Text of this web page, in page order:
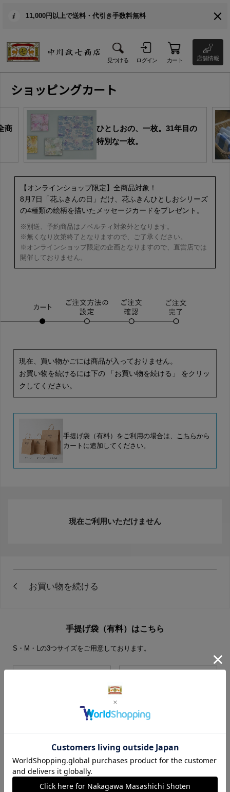
11,000円以上で送料・代引き手数料無料
見つける ログイン カート 店舗情報
ショッピングカート
商
ひとしおの、一枚。31年目の
特別な一枚。
【オンラインショップ限定】全商品対象！
8月7日「花ふきんの日」だけ、花ふきんひとしおシリーズ
の4種類の絵柄を描いたメッセージカードをプレゼント。
※別送、予約商品はノベルティ対象外となります。
※無くなり次第終了となりますので、ご了承ください。
※オンラインショップ限定の企画となりますので、直営店では
開催しておりません。
現在、買い物かごには商品が入っておりません。
お買い物を続けるには下の 「お買い物を続ける」 をクリッ
クしてください。
手提げ袋（有料）をご利用の場合は、 こちらから
カートに追加してください。
現在ご利用いただけません
手提げ袋（有料）はこちら
S・M・Lの3つサイズをご用意しております。
S・M・Lサイズより当店に
お任せ